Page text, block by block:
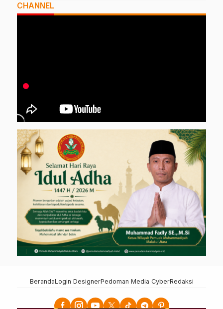
CHANNEL
BerandaLogin DesignerPedoman Media CyberRedaksi